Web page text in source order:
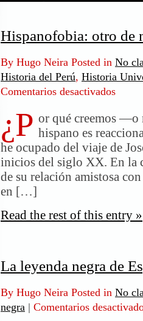
Hispanofobia: otro de
By Hugo Neira Posted in No
Historia del Perú, Historia
Comentarios desactivados
otro
de
nuestros
defectos
¿P or qué creemos —o
hispano es
he ocupado del viaje de
inicios del siglo XX. En la
de su relación amistosa
en […]
Read the rest of this entry »
La leyenda negra de
By Hugo Neira Posted in No
negra | Comentarios